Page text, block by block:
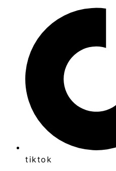
tiktok